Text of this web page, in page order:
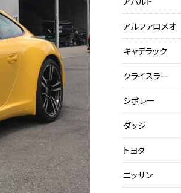
アルファロメオ
キャデラック
クライスラー
シボレー
ダッジ
トヨタ
ニッサン